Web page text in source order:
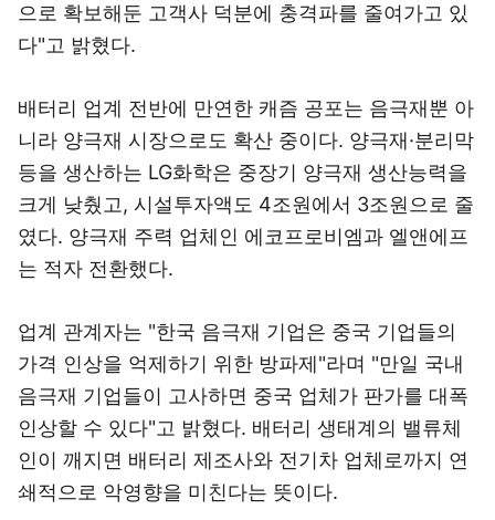
으로 확보해둔 고객사 덕분에 충격파를 줄여가고 있
다"고 밝혔다.
배터리 업계 전반에 만연한 캐즘 공포는 음극재뿐 아
니라 양극재 시장으로도 확산 중이다. 양극재·분리막
등을 생산하는 LG화학은 중장기 양극재 생산능력을
크게 낮췄고, 시설투자액도 4조원에서 3조원으로 줄
였다. 양극재 주력 업체인 에코프로비엠과 엘앤에프
는 적자 전환했다.
업계 관계자는 "한국 음극재 기업은 중국 기업들의
가격 인상을 억제하기 위한 방파제"라며 "만일 국내
음극재 기업들이 고사하면 중국 업체가 판가를 대폭
인상할 수 있다"고 밝혔다. 배터리 생태계의 밸류체
인이 깨지면 배터리 제조사와 전기차 업체로까지 연
쇄적으로 악영향을 미친다는 뜻이다.